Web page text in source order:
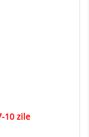
10 zile